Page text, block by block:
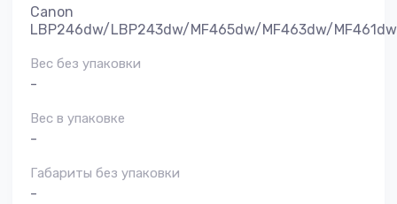
Canon
LBP246dw/LBP243dw/MF465dw/MF463dw/MF461dw
Вес без упаковки
-
Вес в упаковке
-
Габариты без упаковки
-